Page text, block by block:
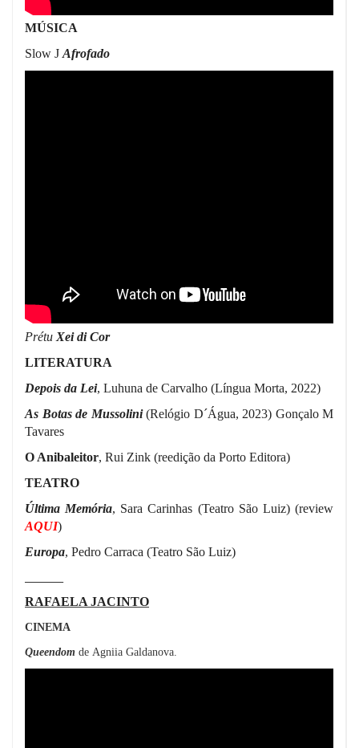
MÚSICA
Slow J Afrofado
Prétu Xei di Cor
LITERATURA
Depois da Lei, Luhuna de Carvalho (Língua Morta, 2022)
As Botas de Mussolini (Relógio D´Água, 2023) Gonçalo M
Tavares
O Anibaleitor, Rui Zink (reedição da Porto Editora)
TEATRO
Última Memória, Sara Carinhas (Teatro São Luiz) (review
AQUI)
Europa, Pedro Carraca (Teatro São Luiz)
RAFAELA JACINTO
CINEMA
Queendom de Agniia Galdanova.